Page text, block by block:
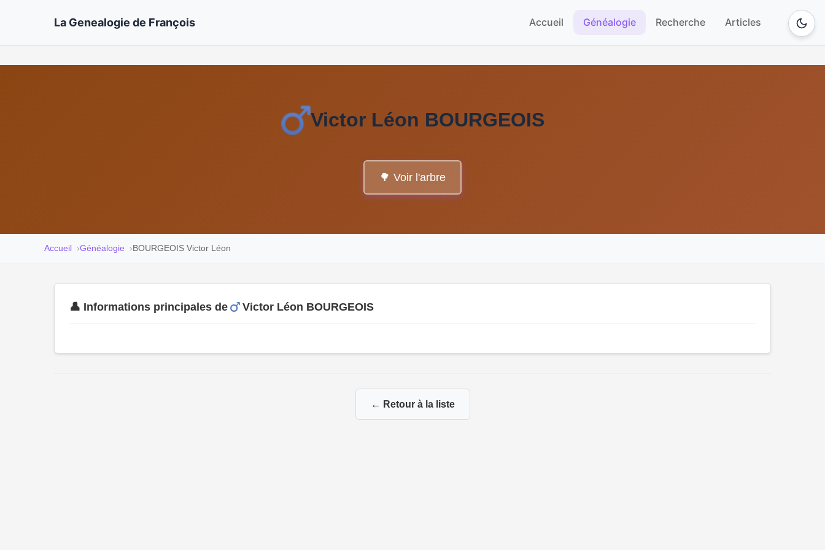
La Genealogie de François Accueil Généalogie Recherche Articles
Victor Léon BOURGEOIS
🌳 Voir l'arbre
Accueil Généalogie BOURGEOIS Victor Léon
👤 Informations principales de Victor Léon BOURGEOIS
← Retour à la liste